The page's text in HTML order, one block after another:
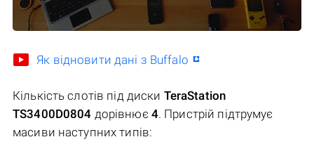
Як відновити дані з Buffalo
Кількість слотів під диски TeraStation
TS3400D0804 дорівнює 4. Пристрій підтрумує
масиви наступних типів: